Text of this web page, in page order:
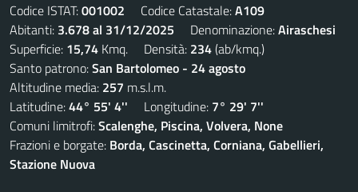
Codice ISTAT:001002 Codice Catastale:A109
Abitanti: 3.678 al 31/12/2025 Denominazione:Airaschesi
Superficie: 15,74 Kmq. Densità: 234(ab/kmq.)
Santo patrono:San Bartolomeo - 24 agosto
Altitudine media: 257 m.s.l.m.
Latitudine:44° 55' 4'' Longitudine: 7° 29' 7''
Comuni limitrofi:Scalenghe, Piscina, Volvera, None
Frazioni e borgate: Borda, Cascinetta, Corniana, Gabellieri,
Stazione Nuova